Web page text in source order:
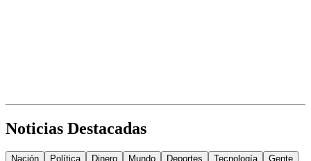
Noticias Destacadas
Nación Política Dinero Mundo Deportes Tecnología Gente